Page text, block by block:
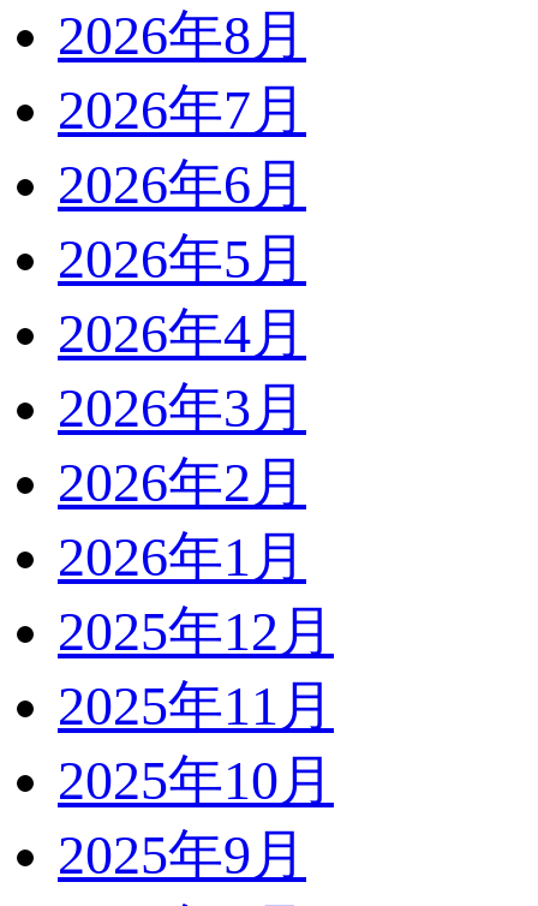
2026年8月
2026年7月
2026年6月
2026年5月
2026年4月
2026年3月
2026年2月
2026年1月
2025年12月
2025年11月
2025年10月
2025年9月